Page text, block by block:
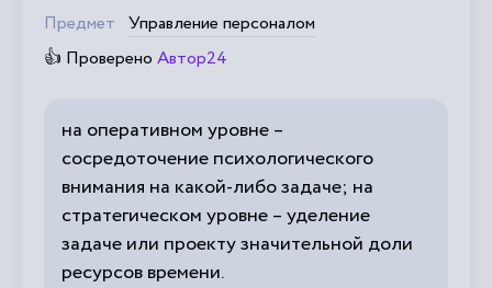
Предмет Управление персоналом
👍 Проверено Автор24
на оперативном уровне –
сосредоточение психологического
внимания на какой-либо задаче; на
стратегическом уровне – уделение
задаче или проекту значительной доли
ресурсов времени.